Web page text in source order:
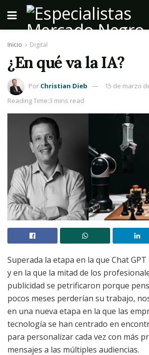
Inicio Digital
¿En qué va la IA?
Por Christian Dieb
15 de marzo
Reading Time:3 mins read
Superada la etapa en la que Chat
y en la que la mitad de los
publicidad se petrificaron porque
pocos meses perderían su trabajo,
en una nueva etapa en la que las
tecnología se han centrado en
para personalizar cada vez con más
mensajes a las múltiples audiencias.